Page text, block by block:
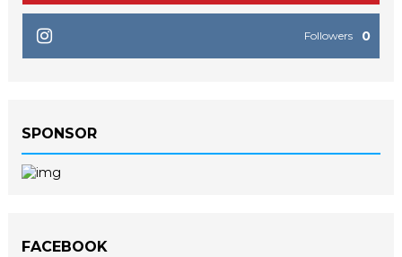
0
Followers
SPONSOR
FACEBOOK